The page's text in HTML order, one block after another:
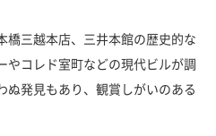
橋三越本店、三井本館の歴史的な
やコレド室町などの現代ビルが調
ぬ発見もあり、観賞しがいのある